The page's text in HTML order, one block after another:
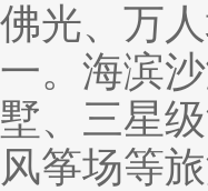
光、万
。海滨
、三星
筝场等